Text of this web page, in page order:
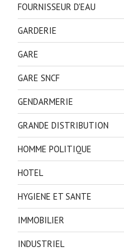
FOURNISSEUR D'EAU
GARDERIE
GARE
GARE SNCF
GENDARMERIE
GRANDE DISTRIBUTION
HOMME POLITIQUE
HOTEL
HYGIENE ET SANTE
IMMOBILIER
INDUSTRIEL